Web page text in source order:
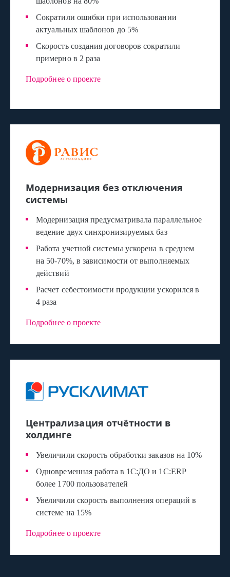
Сократили ошибки при использовании
актуальных шаблонов до 5%
Скорость создания договоров сократили
примерно в 2 раза
Подробнее о проекте
Модернизация без отключения
системы
Модернизация предусматривала параллельное
ведение двух синхронизируемых баз
Работа учетной системы ускорена в среднем
на 50-70%, в зависимости от выполняемых
действий
Расчет себестоимости продукции ускорился в
4 раза
Подробнее о проекте
Централизация отчётности в
холдинге
Увеличили скорость обработки заказов на 10%
Одновременная работа в 1С:ДО и 1С:ERP
более 1700 пользователей
Увеличили скорость выполнения операций в
системе на 15%
Подробнее о проекте